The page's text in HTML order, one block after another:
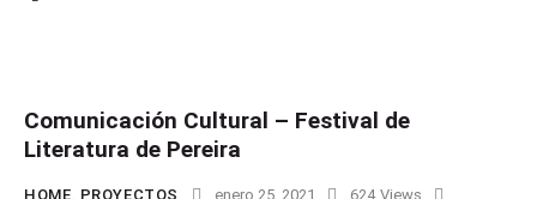
Comunicación Cultural – Festival de
Literatura de Pereira
HOME PROYECTOS enero 25, 2021 624 Views